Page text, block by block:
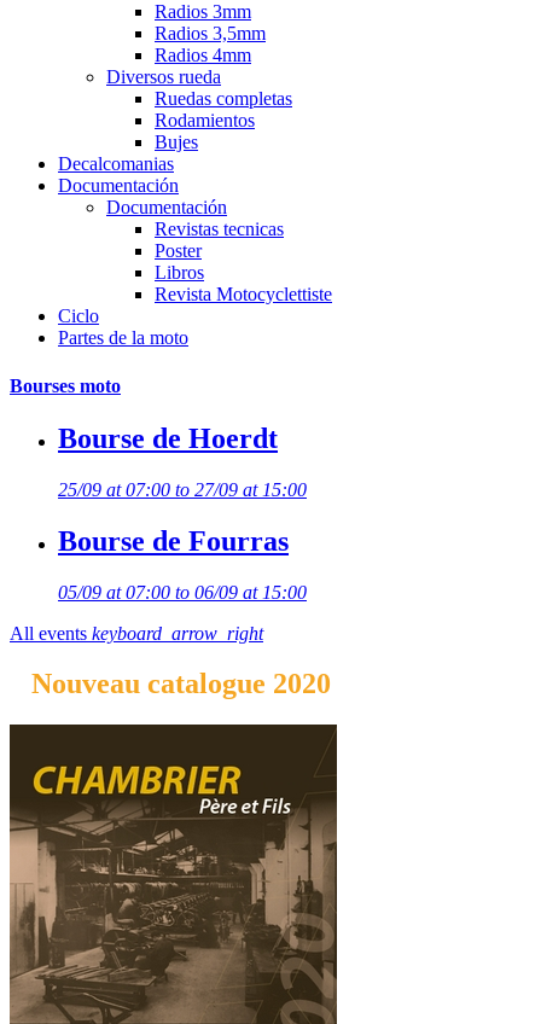
Radios 3mm
Radios 3,5mm
Radios 4mm
Diversos rueda
Ruedas completas
Rodamientos
Bujes
Decalcomanias
Documentación
Documentación
Revistas tecnicas
Poster
Libros
Revista Motocyclettiste
Ciclo
Partes de la moto
Bourses moto
Bourse de Hoerdt
25/09 at 07:00 to 27/09 at 15:00
Bourse de Fourras
05/09 at 07:00 to 06/09 at 15:00
All events keyboard_arrow_right
Nouveau catalogue 2020